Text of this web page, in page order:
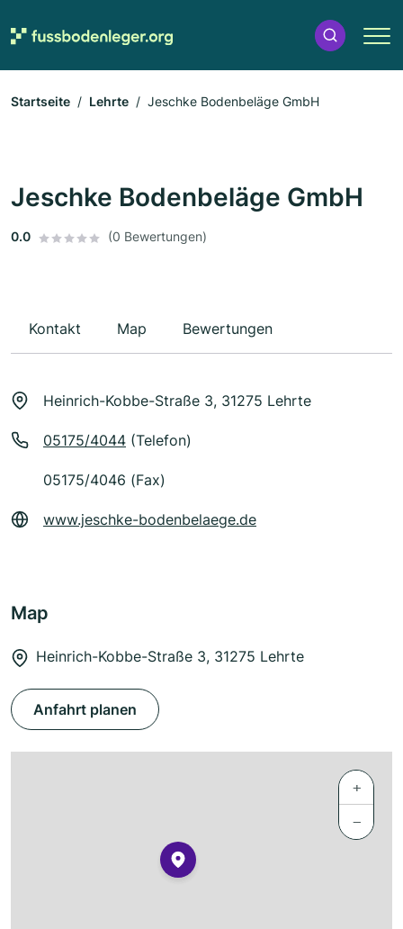
Startseite Lehrte Jeschke Bodenbeläge GmbH
Jeschke Bodenbeläge GmbH
0.0 (0 Bewertungen)
Kontakt Map Bewertungen
Heinrich-Kobbe-Straße 3, 31275 Lehrte
05175/4044 (Telefon)
05175/4046 (Fax)
www.jeschke-bodenbelaege.de
Map
Heinrich-Kobbe-Straße 3, 31275 Lehrte
Anfahrt planen
+
−